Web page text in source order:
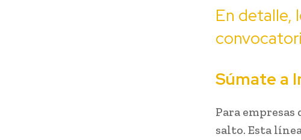
En detalle,
Súmate a
Para
salto. Esta